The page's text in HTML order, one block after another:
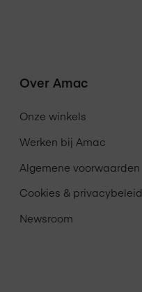
Over Amac
Onze winkels
Werken bij Amac
Algemene voorwaarden
Cookies & privacybeleid
Newsroom